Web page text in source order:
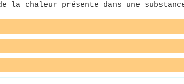
chaleur présente dans une